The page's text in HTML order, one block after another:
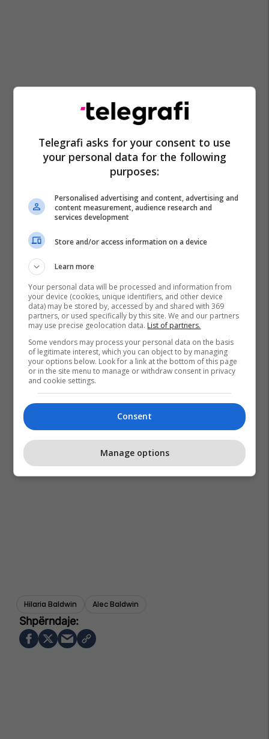
Hilaria Baldwin Alec Baldwin
Telegrafi asks for your consent to use
your personal data for the following
purposes:
Personalised advertising and content, advertising and
content measurement, audience research and
services development
Store and/or access information on a device
Learn more
Your personal data will be processed and information from
your device (cookies, unique identifiers, and other device
data) may be stored by, accessed by and shared with 369
partners, or used specifically by this site. We and our partners
may use precise geolocation data. List of partners.
Some vendors may process your personal data on the basis
of legitimate interest, which you can object to by managing
your options below. Look for a link at the bottom of this page
or in the site menu to manage or withdraw consent in privacy
and cookie settings.
Consent
Manage options